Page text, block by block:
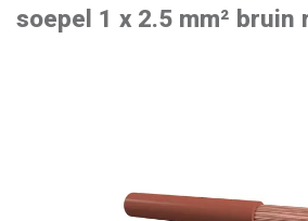
soepel 1 x 2.5 mm² bruin